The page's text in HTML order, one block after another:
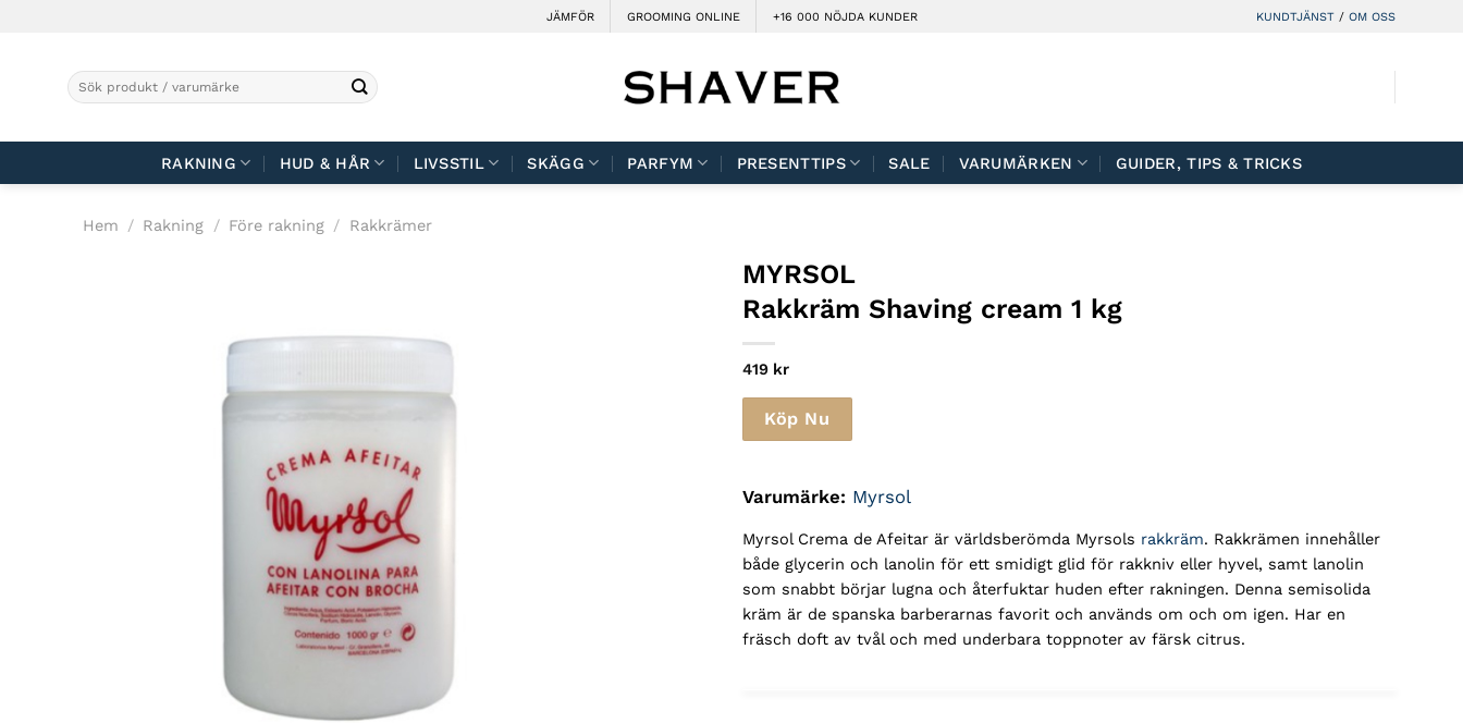
JÄMFÖR GROOMING ONLINE +16 000 NÖJDA KUNDER KUNDTJÄNST / OM OSS
Sök
efter:
RAKNING HUD & HÅR LIVSSTIL SKÄGG PARFYM PRESENTTIPS SALE VARUMÄRKEN GUIDER, TIPS & TRICKS
Hem / Rakning / Före rakning / Rakkrämer
MYRSOL
Rakkräm Shaving cream 1 kg
419 kr
Köp Nu
Varumärke: Myrsol
Myrsol Crema de Afeitar är världsberömda Myrsols rakkräm. Rakkrämen innehåller
både glycerin och lanolin för ett smidigt glid för rakkniv eller hyvel, samt lanolin
som snabbt börjar lugna och återfuktar huden efter rakningen. Denna semisolida
kräm är de spanska barberarnas favorit och används om och om igen. Har en
fräsch doft av tvål och med underbara toppnoter av färsk citrus.